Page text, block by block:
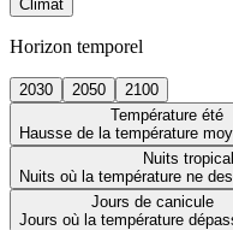
Climat
Horizon temporel
2030 2050
2100
Température été
Hausse de la température
Nuits
Nuits où la température ne
Jours de canicule
Jours où la température